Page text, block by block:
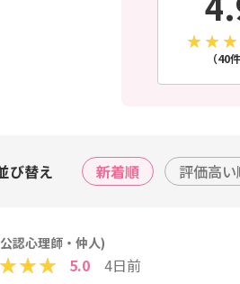
（40件
び替え 新着順 評価高い
認心理師・仲人)
5.0
4日前